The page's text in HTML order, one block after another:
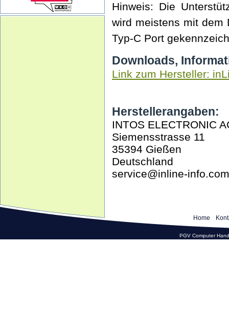
Hinweis: Die
wird meistens mit dem
Typ-C Port
Downloads,
Link zum Hersteller:
Herstellerangaben:
INTOS ELECTRONIC
Siemensstrasse 11
35394 Gießen
Deutschland
service@inline-info.com
Home
PGV Computer